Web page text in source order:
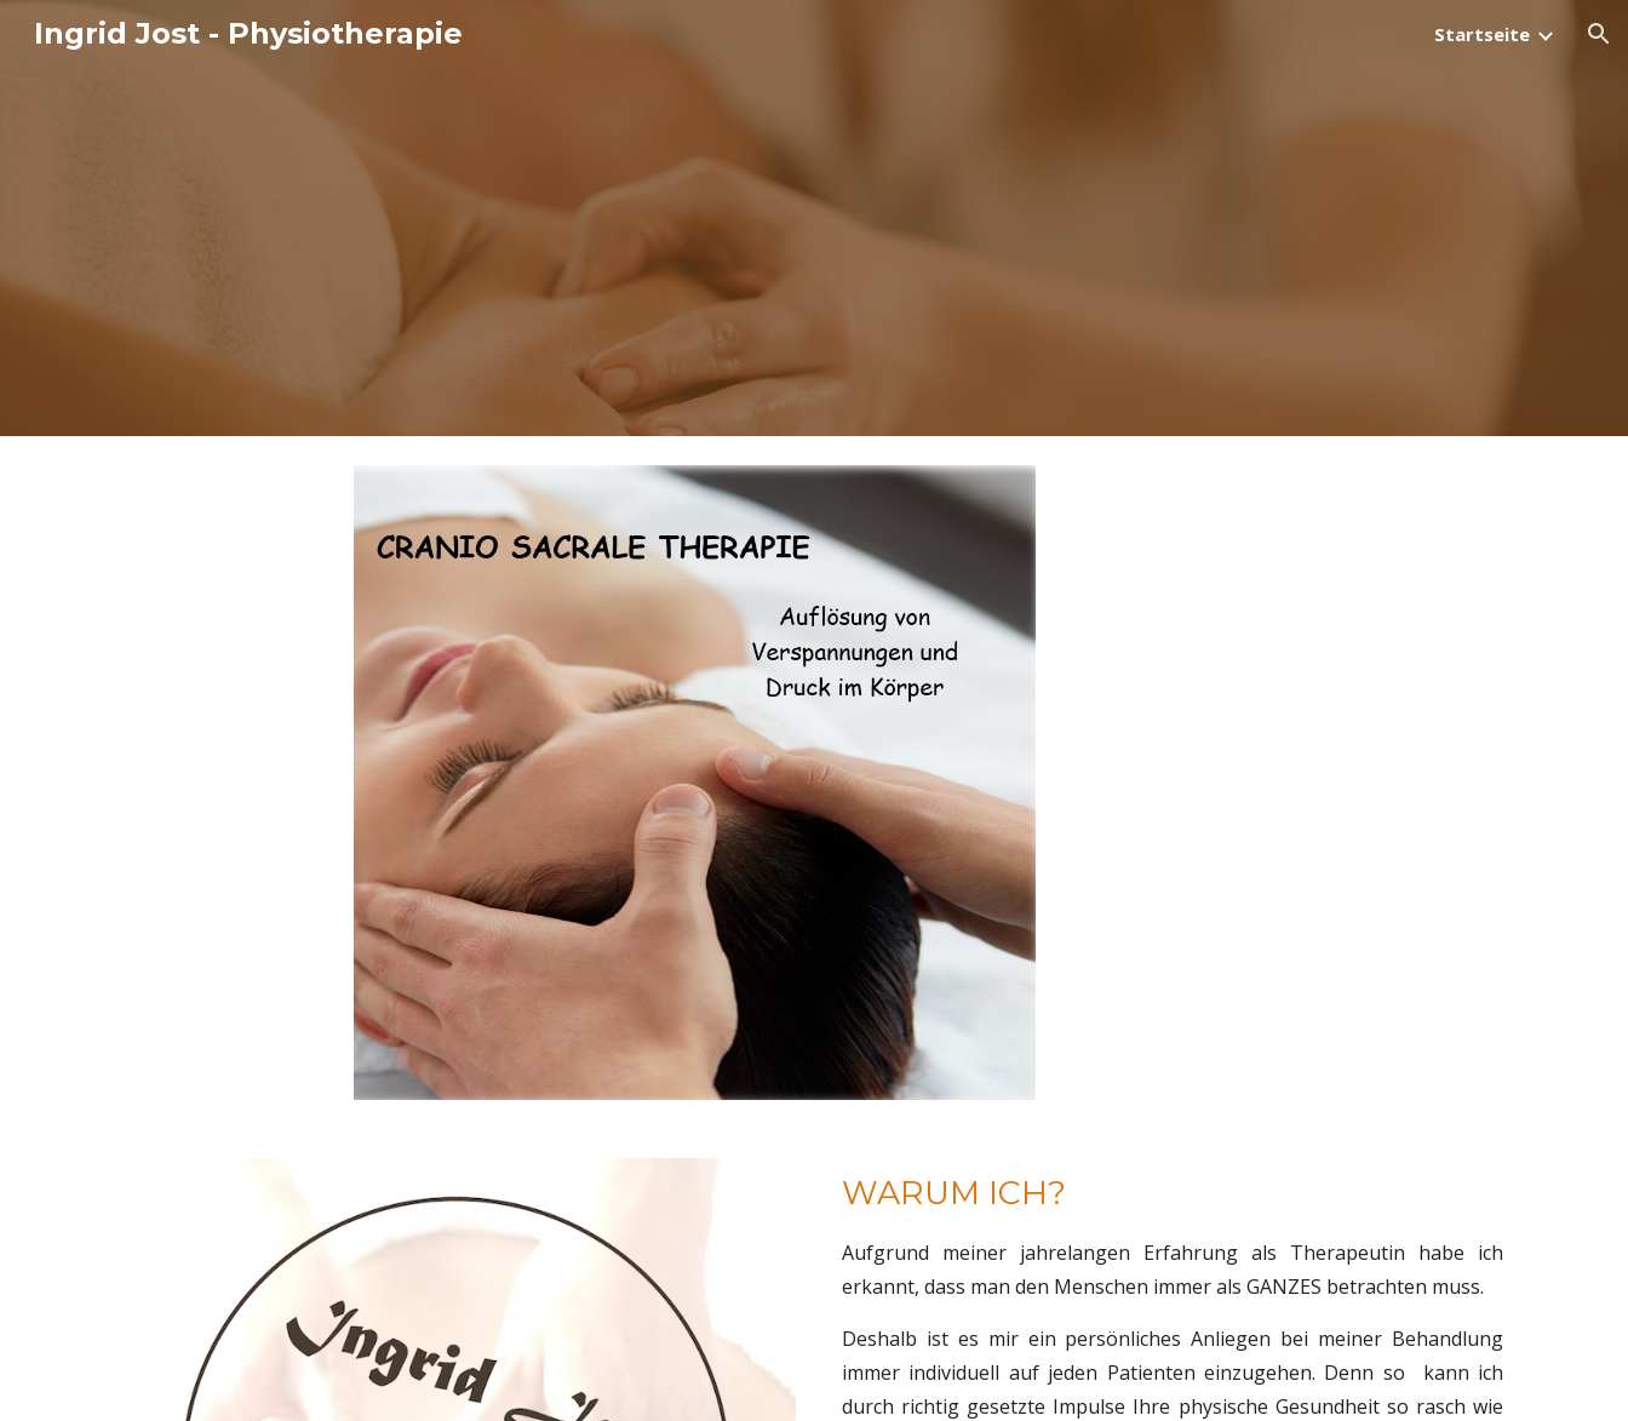
Ingrid Jost - Physiotherapie Startseite
WARUM ICH?
Aufgrund meiner jahrelangen Erfahrung als Therapeutin habe ich
erkannt, dass man den Menschen immer als GANZES betrachten muss.
Deshalb ist es mir ein persönliches Anliegen bei meiner Behandlung
immer individuell auf jeden Patienten einzugehen. Denn so kann ich
durch richtig gesetzte Impulse Ihre physische Gesundheit so rasch wie